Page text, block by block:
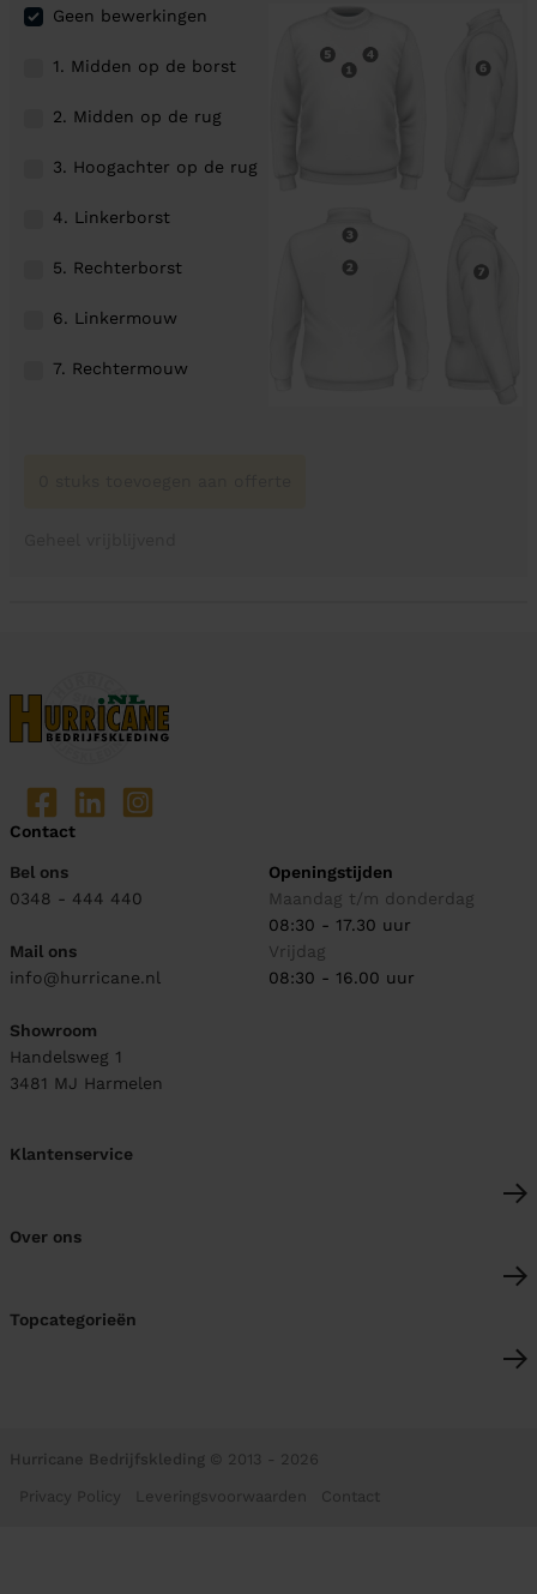
Geen bewerkingen
1. Midden op de borst
2. Midden op de rug
3. Hoogachter op de rug
4. Linkerborst
5. Rechterborst
6. Linkermouw
7. Rechtermouw
Contact
Bel ons
0348 - 444 440
Mail ons
info@hurricane.nl
Showroom
Handelsweg 1
3481 MJ Harmelen
Openingstijden
Maandag t/m donderdag
08:30 - 17.30 uur
Vrijdag
08:30 - 16.00 uur
Klantenservice
Over ons
Topcategorieën
Hurricane Bedrijfskleding © 2013 - 2026
Privacy Policy Leveringsvoorwaarden Contact